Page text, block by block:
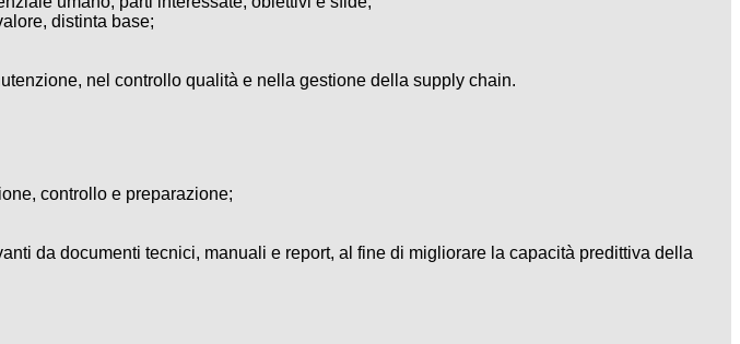
distinta base;
nel controllo qualità e nella gestione della supply chain.
controllo e preparazione;
da documenti tecnici, manuali e report, al fine di migliorare la capacità predittiva della